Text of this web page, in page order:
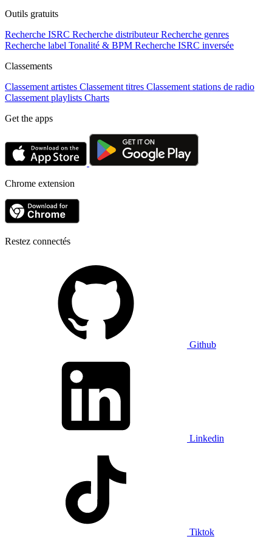
Outils gratuits
Recherche ISRC Recherche distributeur Recherche genres
Recherche label Tonalité & BPM Recherche ISRC inversée
Classements
Classement artistes Classement titres Classement stations de radio
Classement playlists Charts
Get the apps
Chrome extension
Restez connectés
Github
Linkedin
Tiktok